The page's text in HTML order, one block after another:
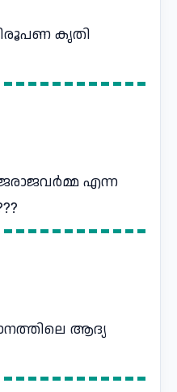
കൃതി
എന്ന
ആദ്യ